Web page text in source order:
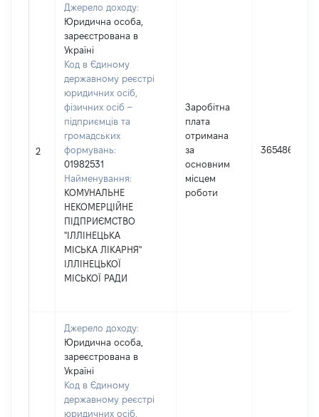
2
Джерело доходу:
Юридична особа,
зареєстрована в
Україні
Код в Єдиному
державному реєстрі
юридичних осіб,
фізичних осіб –
підприємців та
громадських
формувань:
01982531
Найменування:
КОМУНАЛЬНЕ
НЕКОМЕРЦІЙНЕ
ПІДПРИЄМСТВО
"ІЛЛІНЕЦЬКА
МІСЬКА ЛІКАРНЯ"
ІЛЛІНЕЦЬКОЇ
МІСЬКОЇ РАДИ
Заробітна
плата
отримана
за
основним
місцем
роботи
365486
Джерело доходу:
Юридична особа,
зареєстрована в
Україні
Код в Єдиному
державному реєстрі
юридичних осіб,